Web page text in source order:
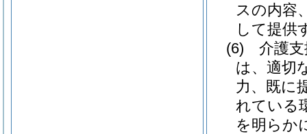
スの内容
して提供
(6)
介護
は、適切
力、既に
れている
を明らか